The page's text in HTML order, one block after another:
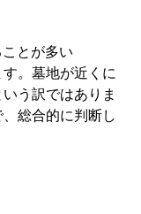
とが多い
。墓地が近くに
う訳ではありま
総合的に判断し